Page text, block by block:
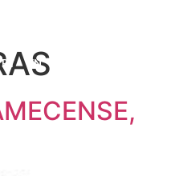
PT EN